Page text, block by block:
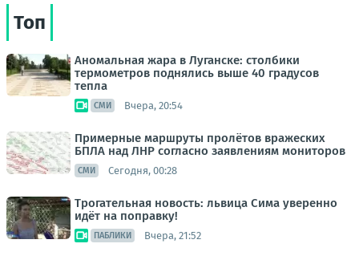
Топ
Аномальная жара в Луганске: столбики
термометров поднялись выше 40 градусов
тепла
СМИ Вчера, 20:54
Примерные маршруты пролётов вражеских
БПЛА над ЛНР согласно заявлениям мониторов
СМИ Сегодня, 00:28
Трогательная новость: львица Сима уверенно
идёт на поправку!
ПАБЛИКИ Вчера, 21:52